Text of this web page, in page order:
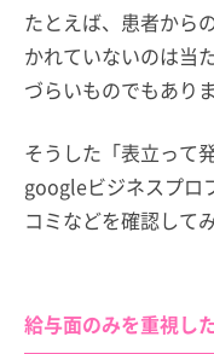
たとえば、患者から
かれていないのは当
づらいものでもありま
そうした「表立って
googleビジネスプロ
コミなどを確認して
給与面のみを重視し